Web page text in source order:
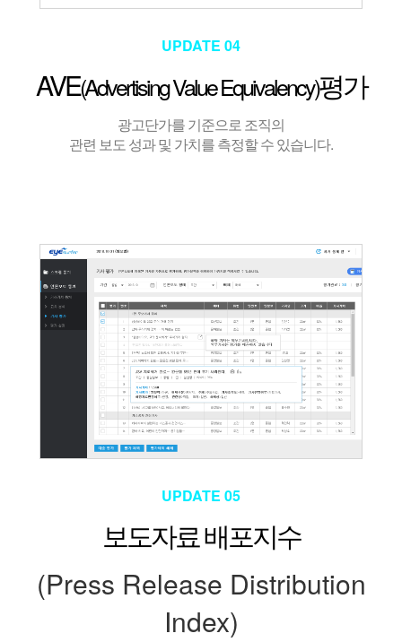
UPDATE 04
AVE(Advertising Value Equivalency)평가
광고단가를 기준으로 조직의
관련 보도 성과 및 가치를 측정할 수 있습니다.
UPDATE 05
보도자료 배포지수
(Press Release Distribution
Index)